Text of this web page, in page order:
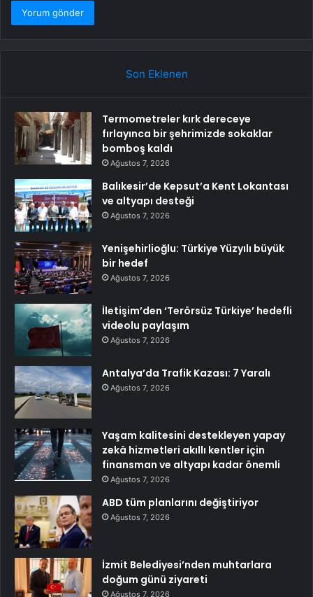
Son Eklenen
Termometreler kırk dereceye
fırlayınca bir şehrimizde sokaklar
bomboş kaldı
Ağustos 7, 2026
Balıkesir’de Kepsut’a Kent Lokantası
ve altyapı desteği
Ağustos 7, 2026
Yenişehirlioğlu: Türkiye Yüzyılı büyük
bir hedef
Ağustos 7, 2026
İletişim’den ‘Terörsüz Türkiye’ hedefli
videolu paylaşım
Ağustos 7, 2026
Antalya’da Trafik Kazası: 7 Yaralı
Ağustos 7, 2026
Yaşam kalitesini destekleyen yapay
zekâ hizmetleri akıllı kentler için
finansman ve altyapı kadar önemli
Ağustos 7, 2026
ABD tüm planlarını değiştiriyor
Ağustos 7, 2026
İzmit Belediyesi’nden muhtarlara
doğum günü ziyareti
Ağustos 7, 2026